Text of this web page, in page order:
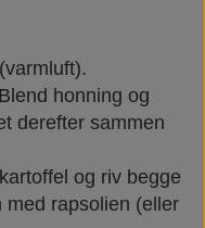
honning og
derefter sammen
og riv begge
rapsolien (eller